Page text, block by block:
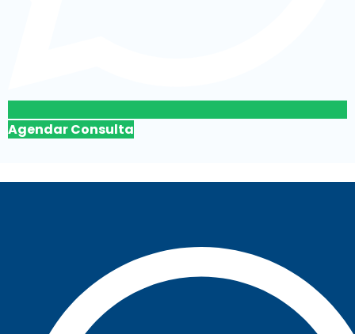
Agendar Consulta